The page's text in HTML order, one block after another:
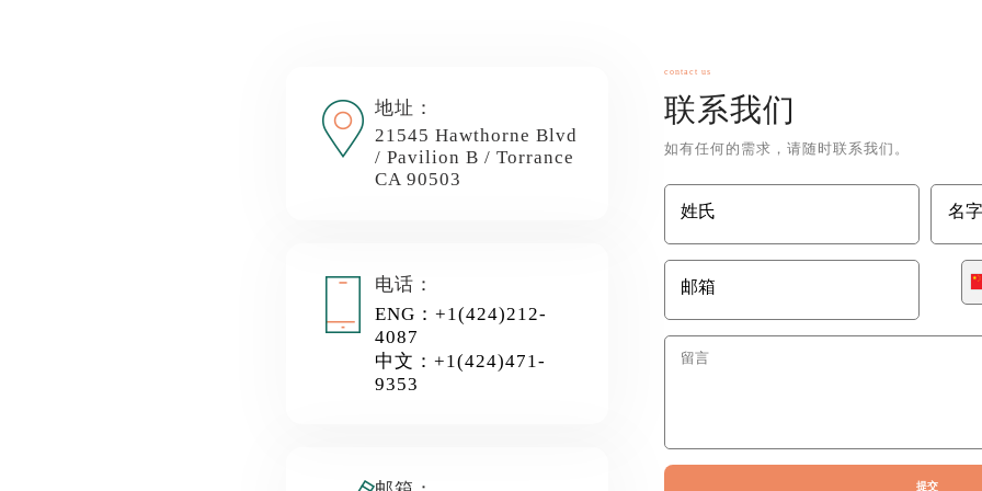
地址：
21545 Hawthorne Blvd
/ Pavilion B / Torrance
CA 90503
电话：
ENG：+1(424)212-
4087
中文：+1(424)471-
9353
contact us
联系我们
如有任何的需求，请随时联系我们。